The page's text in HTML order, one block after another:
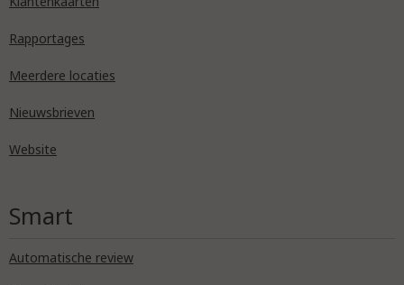
Rapportages
Meerdere locaties
Nieuwsbrieven
Website
Smart
Automatische review